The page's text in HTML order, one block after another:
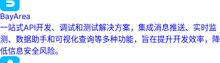
BayArea
一站式API开发、调试和测试解决方案，集成消息推送、实时监
测、数据助手和可视化查询等多种功能，旨在提升开发效率，降
低信息安全风险。